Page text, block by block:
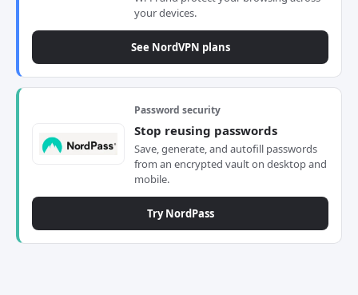
your devices.
See NordVPN plans
Password security
Stop reusing passwords
Save, generate, and autofill passwords
from an encrypted vault on desktop and
mobile.
Try NordPass